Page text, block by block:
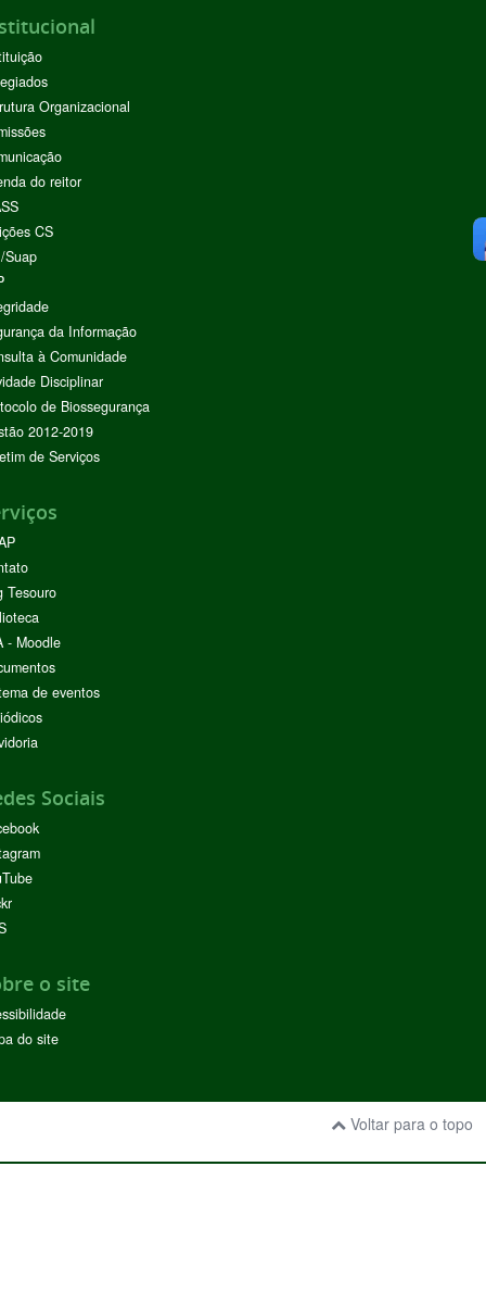
Organizacional
do reitor
CS
Suap
da Informação
à Comunidade
Disciplinar
de Biossegurança
2012-2019
de Serviços
Tesouro
- Moodle
de eventos
Sociais
o site
do site
Voltar para o topo